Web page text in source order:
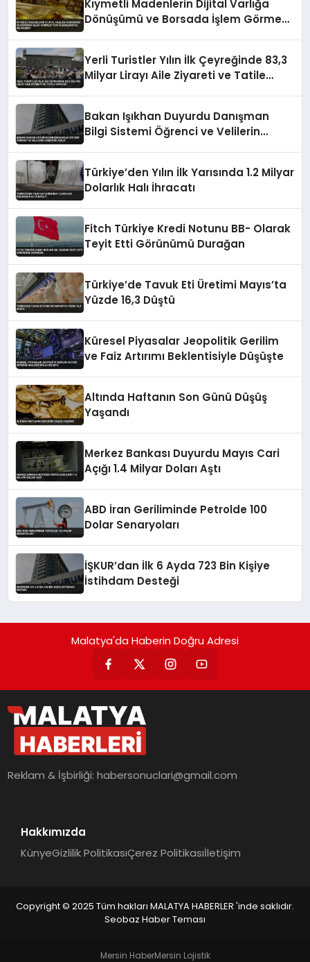
Kıymetli Madenlerin Dijital Varlığa
Dönüşümü ve Borsada İşlem Görmesi
Yerli Turistler Yılın İlk Çeyreğinde 83,3
Milyar Lirayı Aile Ziyareti ve Tatile
Bakan Işıkhan Duyurdu Danışman
Bilgi Sistemi Öğrenci ve Velilerin
Türkiye’den Yılın İlk Yarısında 1.2 Milyar
Dolarlık Halı İhracatı
Fitch Türkiye Kredi Notunu BB- Olarak
Teyit Etti Görünümü Durağan
Türkiye’de Tavuk Eti Üretimi Mayıs’ta
Yüzde 16,3 Düştü
Küresel Piyasalar Jeopolitik Gerilim
ve Faiz Artırımı Beklentisiyle Düşüşte
Altında Haftanın Son Günü Düşüş
Yaşandı
Merkez Bankası Duyurdu Mayıs Cari
Açığı 1.4 Milyar Doları Aştı
ABD İran Geriliminde Petrolde 100
Dolar Senaryoları
İŞKUR’dan İlk 6 Ayda 723 Bin Kişiye
İstihdam Desteği
Malatya'da Haberin Doğru Adresi
Reklam & İşbirliği:habersonuclari@gmail.com
Hakkımızda
KünyeGizlilik PolitikasıÇerez Politikasıİletişim
Copyright © 2025 Tüm hakları MALATYA HABERLER 'inde saklıdır.
Seobaz Haber Teması
Mersin HaberMersin Lojistik